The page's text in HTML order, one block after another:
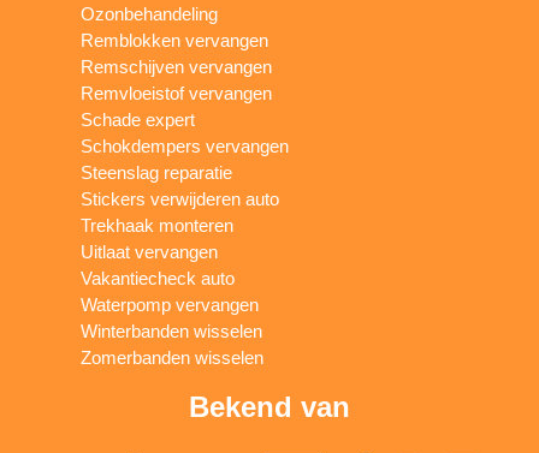
Ozonbehandeling
Remblokken vervangen
Remschijven vervangen
Remvloeistof vervangen
Schade expert
Schokdempers vervangen
Steenslag reparatie
Stickers verwijderen auto
Trekhaak monteren
Uitlaat vervangen
Vakantiecheck auto
Waterpomp vervangen
Winterbanden wisselen
Zomerbanden wisselen
Bekend van